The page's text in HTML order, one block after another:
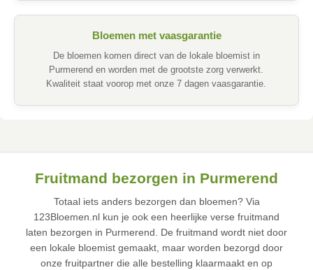
Bloemen met vaasgarantie
De bloemen komen direct van de lokale bloemist in
Purmerend en worden met de grootste zorg verwerkt.
Kwaliteit staat voorop met onze 7 dagen vaasgarantie.
Fruitmand bezorgen in Purmerend
Totaal iets anders bezorgen dan bloemen? Via
123Bloemen.nl kun je ook een heerlijke verse fruitmand
laten bezorgen in Purmerend. De fruitmand wordt niet door
een lokale bloemist gemaakt, maar worden bezorgd door
onze fruitpartner die alle bestelling klaarmaakt en op